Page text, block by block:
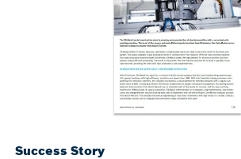
Success Story